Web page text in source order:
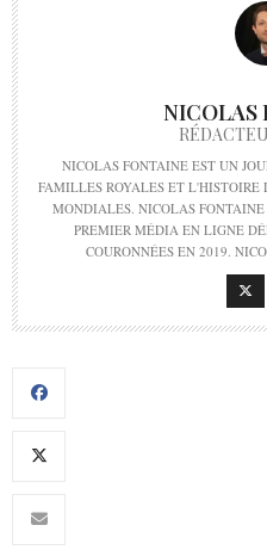
NICOLAS
NICOLAS FONTAINE EST UN
FAMILLES ROYALES ET L'HISTOIRE
MONDIALES. NICOLAS
PREMIER MÉDIA EN LIGNE
COURONNÉES EN 2019.